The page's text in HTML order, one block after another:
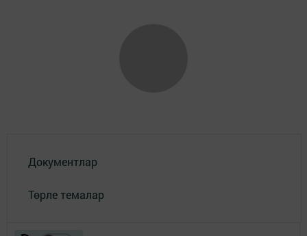
Документлар
Төрле темалар